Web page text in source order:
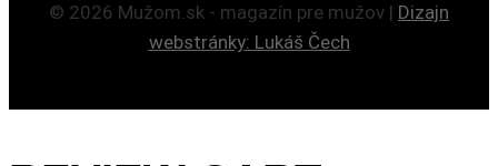
© 2026 Mužom.sk - magazín pre mužov | Dizajn
webstránky: Lukáš Čech